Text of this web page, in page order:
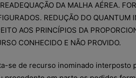
DA MALHA AÉREA.
REDUÇÃO DO QUANTUM
AOS PRINCÍPIOS DA
CONHECIDO E NÃO PROVIDO.
se de recurso inominado interposto